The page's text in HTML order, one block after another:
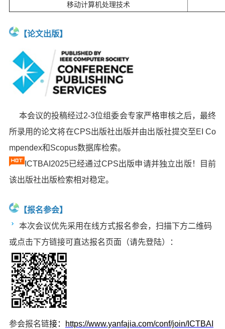
移动计算机处理技术
【论文出版】
本会议的投稿经过2-3位组委会专家严格审核之后，最终
所录用的论文将在CPS出版社出版并由出版社提交至EI Co
mpendex和Scopus数据库检索。
ICTBAI2025已经通过CPS出版申请并独立出版！目前
该出版社出版检索相对稳定。
【报名参会】
本次会议优先采用在线方式报名参会，扫描下方二维码
或点击下方链接可直达报名页面（请先登陆）：
参会报名链接：
https://www.yanfajia.com/conf/join/ICTBAI